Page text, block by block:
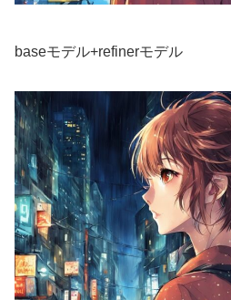
baseモデル+refinerモデル